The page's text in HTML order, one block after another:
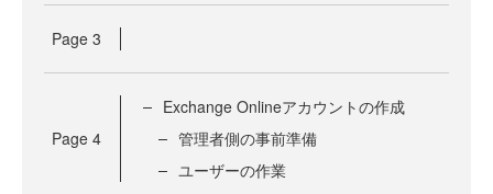
Page 3
Page 4
Exchange Onlineアカウントの作成
管理者側の事前準備
ユーザーの作業